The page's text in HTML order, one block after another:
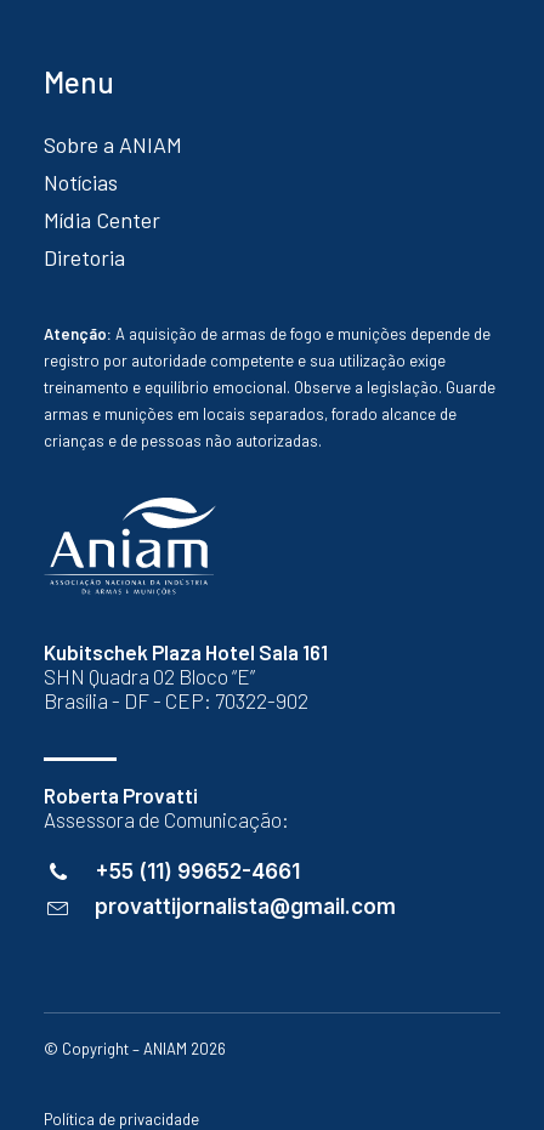
Kubitschek Plaza Hotel Sala 161
SHN Quadra 02 Bloco “E”
Brasília - DF - CEP: 70322-902
Roberta Provatti
Assessora de Comunicação:
+55 (11) 99652-4661
provattijornalista@gmail.com
Menu
Sobre a ANIAM
Notícias
Mídia Center
Diretoria
Atenção: A aquisição de armas de fogo e munições depende de
registro por autoridade competente e sua utilização exige
treinamento e equilíbrio emocional. Observe a legislação. Guarde
armas e munições em locais separados, forado alcance de
crianças e de pessoas não autorizadas.
© Copyright – ANIAM 2026
Política de privacidade